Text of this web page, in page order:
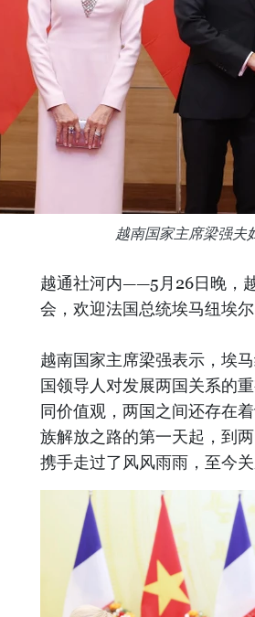
越南国家主席梁强夫
越通社河内——5月26日晚，
会，欢迎法国总统埃马纽埃尔
越南国家主席梁强表示，埃
国领导人对发展两国关系的
同价值观，两国之间还存在
族解放之路的第一天起，到
携手走过了风风雨雨，至今关